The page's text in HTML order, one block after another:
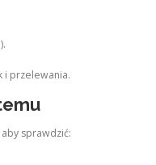
i przelewania.
aby sprawdzić: